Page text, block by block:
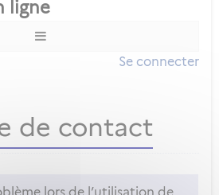
Se connecter
de contact